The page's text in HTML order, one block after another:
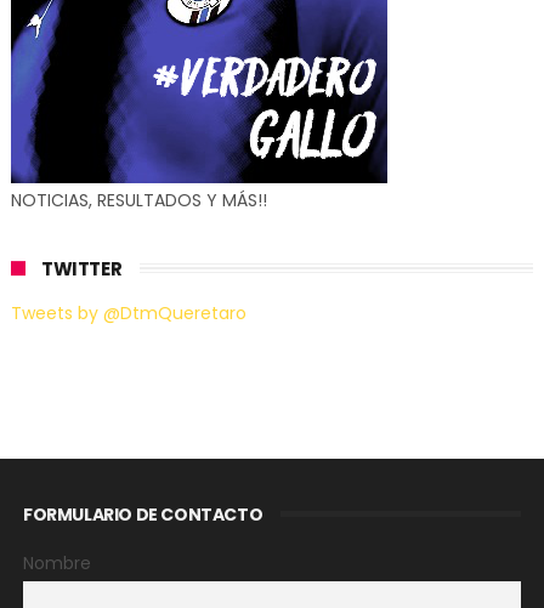
NOTICIAS, RESULTADOS Y MÁS!!
TWITTER
Tweets by @DtmQueretaro
FORMULARIO DE CONTACTO
Nombre